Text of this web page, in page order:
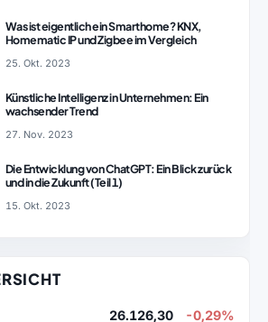
Was ist eigentlich ein Smarthome? KNX,
Homematic IP und Zigbee im Vergleich
25. Okt. 2023
Künstliche Intelligenz in Unternehmen: Ein
wachsender Trend
27. Nov. 2023
Die Entwicklung von ChatGPT: Ein Blick zurück
und in die Zukunft (Teil 1)
15. Okt. 2023
26.126,30 -0,29%